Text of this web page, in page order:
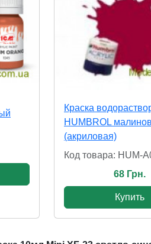
Краска
HUMBROL
(акриловая)
Код товара: HUM-
68 Грн.
Купить